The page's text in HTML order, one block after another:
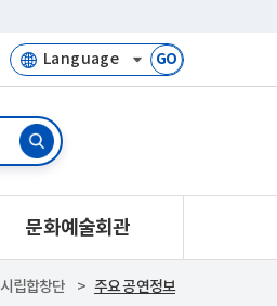
GO
문화예술회관
시립합창단 주요 공연정보